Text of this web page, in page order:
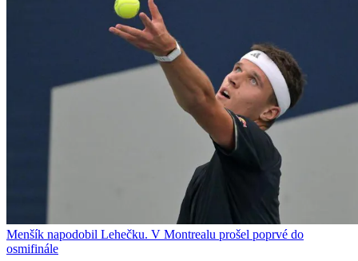
Menšík napodobil Lehečku. V Montrealu prošel poprvé do
osmifinále